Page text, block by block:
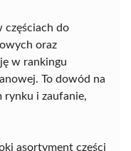
częściach do
oraz
w rankingu
To dowód na
rynku i zaufanie,
asortyment części